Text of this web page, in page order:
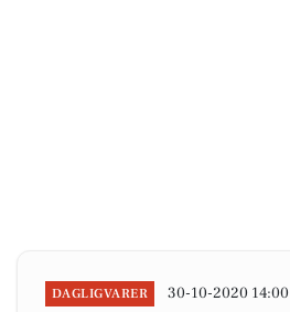
DAGLIGVARER 30-10-2020 14:00